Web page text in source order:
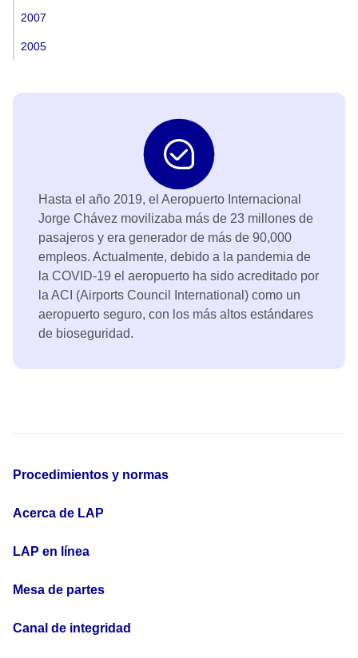
2007
2005
Hasta el año 2019, el Aeropuerto Internacional
Jorge Chávez movilizaba más de 23 millones de
pasajeros y era generador de más de 90,000
empleos. Actualmente, debido a la pandemia de
la COVID-19 el aeropuerto ha sido acreditado por
la ACI (Airports Council International) como un
aeropuerto seguro, con los más altos estándares
de bioseguridad.
Procedimientos y normas
Acerca de LAP
LAP en línea
Mesa de partes
Canal de integridad